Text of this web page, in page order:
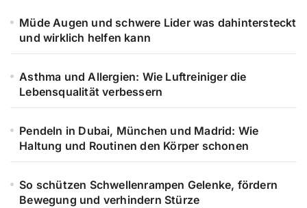
Müde Augen und schwere Lider was dahintersteckt
und wirklich helfen kann
Asthma und Allergien: Wie Luftreiniger die
Lebensqualität verbessern
Pendeln in Dubai, München und Madrid: Wie
Haltung und Routinen den Körper schonen
So schützen Schwellenrampen Gelenke, fördern
Bewegung und verhindern Stürze